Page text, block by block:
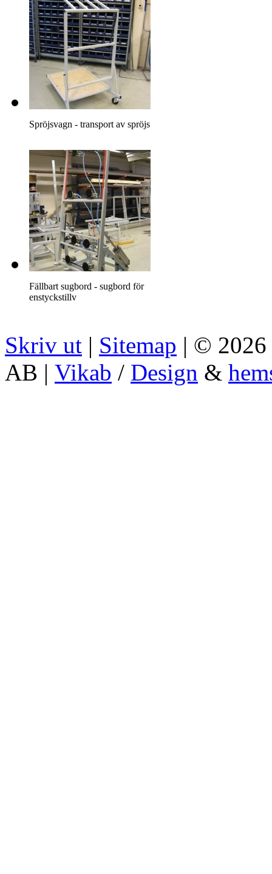
Spröjsvagn - transport av spröjs
Fällbart sugbord - sugbord för
enstyckstillv
Skriv ut | Sitemap | ©
AB | Vikab / Design &